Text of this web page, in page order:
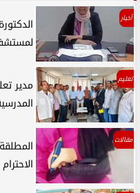
أخبار
تعليم
مدير
مقالات
الاحترام